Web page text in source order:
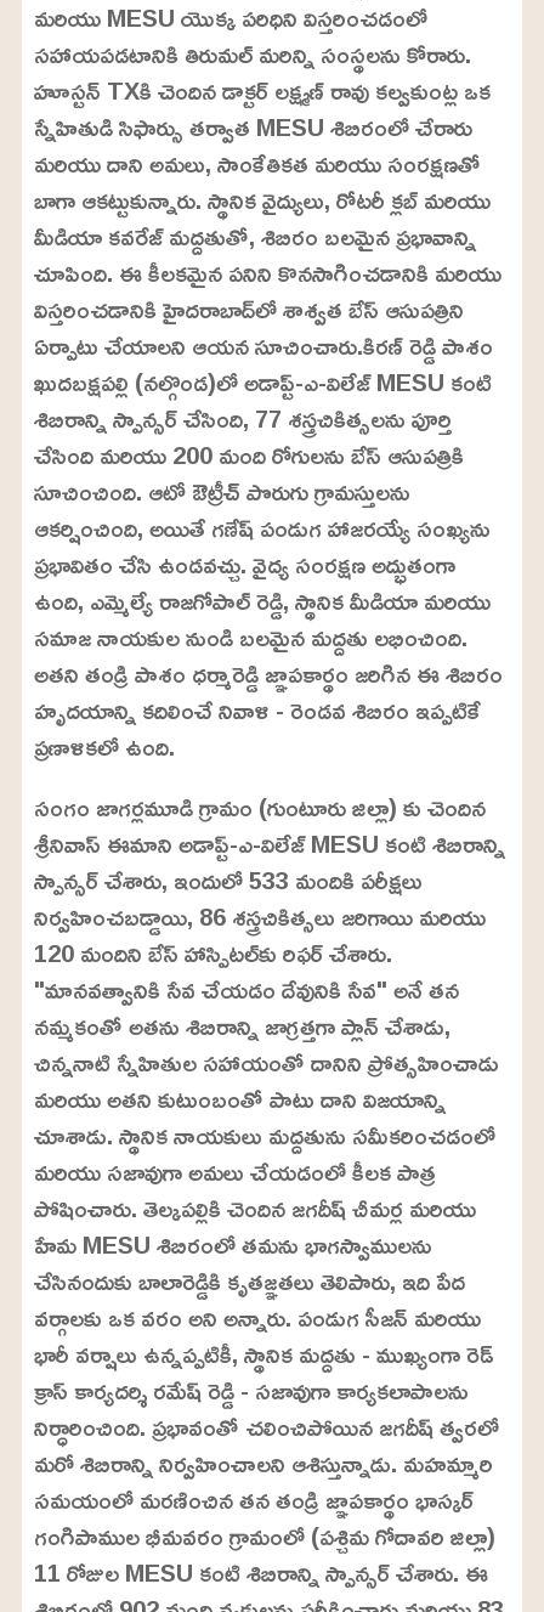
మరియు MESU యొక్క పరిధిని విస్తరించడంలో
సహాయపడటానికి తిరుమల్ మరిన్ని సంస్థలను కోరారు.
హూస్టన్ TXకి చెందిన డాక్టర్ లక్ష్మణ్ రావు కల్వకుంట్ల ఒక
స్నేహితుడి సిఫార్సు తర్వాత MESU శిబిరంలో చేరారు
మరియు దాని అమలు, సాంకేతికత మరియు సంరక్షణతో
బాగా ఆకట్టుకున్నారు. స్థానిక వైద్యులు, రోటరీ క్లబ్ మరియు
మీడియా కవరేజ్ మద్దతుతో, శిబిరం బలమైన ప్రభావాన్ని
చూపింది. ఈ కీలకమైన పనిని కొనసాగించడానికి మరియు
విస్తరించడానికి హైదరాబాద్‌లో శాశ్వత బేస్ ఆసుపత్రిని
ఏర్పాటు చేయాలని ఆయన సూచించారు.కిరణ్ రెడ్డి పాశం
ఖుదబక్షపల్లి (నల్గొండ)లో అడాప్ట్-ఎ-విలేజ్ MESU కంటి
శిబిరాన్ని స్పాన్సర్ చేసింది, 77 శస్త్రచికిత్సలను పూర్తి
చేసింది మరియు 200 మంది రోగులను బేస్ ఆసుపత్రికి
సూచించింది. ఆటో ఔట్రీచ్ పొరుగు గ్రామస్తులను
ఆకర్షించింది, అయితే గణేష్ పండుగ హాజరయ్యే సంఖ్యను
ప్రభావితం చేసి ఉండవచ్చు. వైద్య సంరక్షణ అద్భుతంగా
ఉంది, ఎమ్మెల్యే రాజగోపాల్ రెడ్డి, స్థానిక మీడియా మరియు
సమాజ నాయకుల నుండి బలమైన మద్దతు లభించింది.
అతని తండ్రి పాశం ధర్మారెడ్డి జ్ఞాపకార్థం జరిగిన ఈ శిబిరం
హృదయాన్ని కదిలించే నివాళి - రెండవ శిబిరం ఇప్పటికే
ప్రణాళికలో ఉంది.
సంగం జాగర్లమూడి గ్రామం (గుంటూరు జిల్లా) కు చెందిన
శ్రీనివాస్ ఈమాని అడాప్ట్-ఎ-విలేజ్ MESU కంటి శిబిరాన్ని
స్పాన్సర్ చేశారు, ఇందులో 533 మందికి పరీక్షలు
నిర్వహించబడ్డాయి, 86 శస్త్రచికిత్సలు జరిగాయి మరియు
120 మందిని బేస్ హాస్పిటల్‌కు రిఫర్ చేశారు.
"మానవత్వానికి సేవ చేయడం దేవునికి సేవ" అనే తన
నమ్మకంతో అతను శిబిరాన్ని జాగ్రత్తగా ప్లాన్ చేశాడు,
చిన్ననాటి స్నేహితుల సహాయంతో దానిని ప్రోత్సహించాడు
మరియు అతని కుటుంబంతో పాటు దాని విజయాన్ని
చూశాడు. స్థానిక నాయకులు మద్దతును సమీకరించడంలో
మరియు సజావుగా అమలు చేయడంలో కీలక పాత్ర
పోషించారు. తెల్కపల్లికి చెందిన జగదీష్ చీమర్ల మరియు
హేమ MESU శిబిరంలో తమను భాగస్వాములను
చేసినందుకు బాలారెడ్డికి కృతజ్ఞతలు తెలిపారు, ఇది పేద
వర్గాలకు ఒక వరం అని అన్నారు. పండుగ సీజన్ మరియు
భారీ వర్షాలు ఉన్నప్పటికీ, స్థానిక మద్దతు - ముఖ్యంగా రెడ్
క్రాస్ కార్యదర్శి రమేష్ రెడ్డి - సజావుగా కార్యకలాపాలను
నిర్ధారించింది. ప్రభావంతో చలించిపోయిన జగదీష్ త్వరలో
మరో శిబిరాన్ని నిర్వహించాలని ఆశిస్తున్నాడు. మహమ్మారి
సమయంలో మరణించిన తన తండ్రి జ్ఞాపకార్థం భాస్కర్
గంగిపాముల భీమవరం గ్రామంలో (పశ్చిమ గోదావరి జిల్లా)
11 రోజుల MESU కంటి శిబిరాన్ని స్పాన్సర్ చేశారు. ఈ